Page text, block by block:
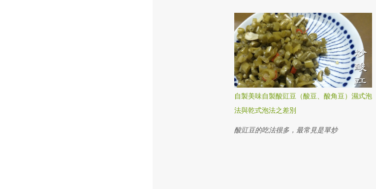
自製美味自製酸豇豆（酸豆、酸角豆）濕式泡
法與乾式泡法之差別
酸豇豆的吃法很多，最常見是單炒